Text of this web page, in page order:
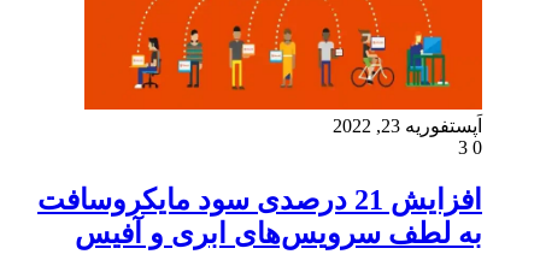
اَپستفوریه 23, 2022
0
افزایش 21 درصدی سود مایکروسافت
به لطف سرویس‌های ابری و آفیس